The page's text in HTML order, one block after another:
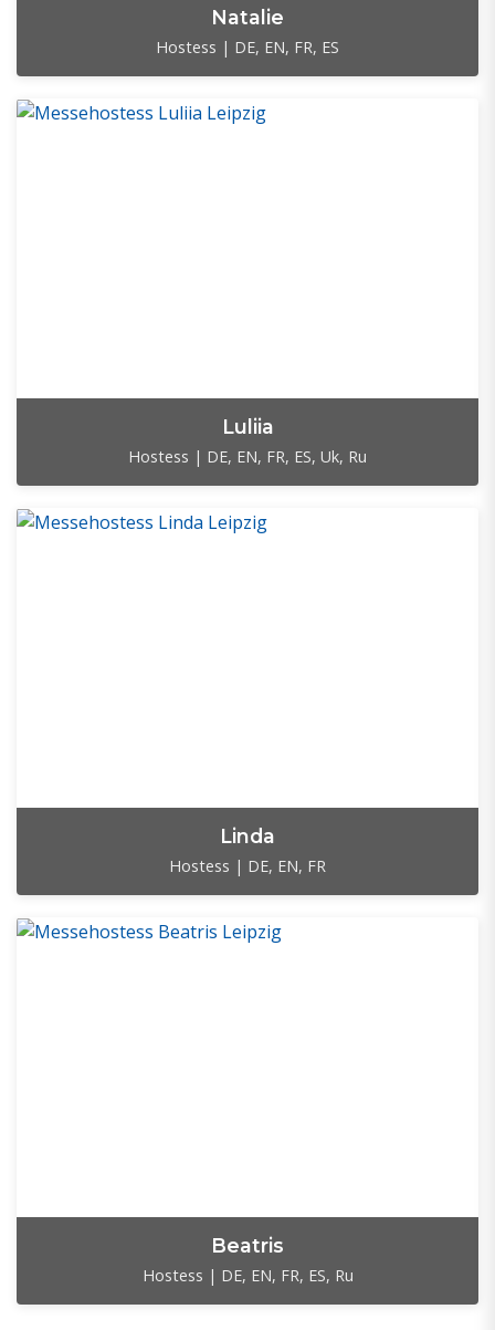
Natalie
Hostess | DE, EN, FR, ES
Luliia
Hostess | DE, EN, FR, ES, Uk, Ru
Linda
Hostess | DE, EN, FR
Beatris
Hostess | DE, EN, FR, ES, Ru